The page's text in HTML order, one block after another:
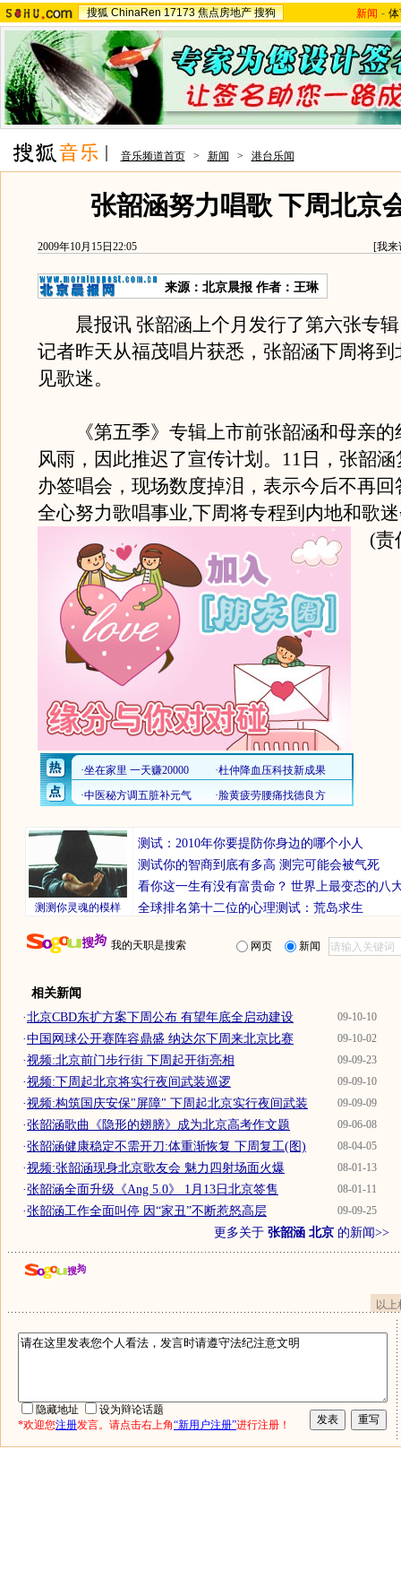
搜狐 ChinaRen 17173 焦点房地产 搜狗 新闻 -
音乐频道首页 > 新闻 > 港台乐闻
张韶涵努力唱歌 下周北京
2009年10月15日22:05 [我来
来源： 北京晨报作者：王琳
晨报讯 张韶涵上个月发行了第六张专辑
记者昨天从福茂唱片获悉，张韶涵下周将到
见歌迷。
《第五季》专辑上市前张韶涵和母亲的
风雨，因此推迟了宣传计划。11日，张韶
办签唱会，现场数度掉泪，表示今后不再回
全心努力歌唱事业,下周将专程到内地和歌
(责
测测你灵魂的模样
测试：2010年你要提防你身边的哪个小人
测试你的智商到底有多高 测完可能会被气死
看你这一生有没有富贵命？ 世界上最变态的八
全球排名第十二位的心理测试：荒岛求生
我的天职是搜索 网页 新闻
相关新闻
09-10-10
·北京CBD东扩方案下周公布 有望年底全启动建设
09-10-02
·中国网球公开赛阵容鼎盛 纳达尔下周来北京比赛
09-09-23
·视频:北京前门步行街 下周起开街亮相
09-09-10
·视频:下周起北京将实行夜间武装巡逻
09-09-09
·视频:构筑国庆安保"屏障" 下周起北京实行夜间武装
09-06-08
·张韶涵歌曲《隐形的翅膀》成为北京高考作文题
08-04-05
·张韶涵健康稳定不需开刀:体重渐恢复 下周复工(图)
08-01-13
·视频:张韶涵现身北京歌友会 魅力四射场面火爆
08-01-11
·张韶涵全面升级《Ang 5.0》 1月13日北京签售
09-09-25
·张韶涵工作全面叫停 因“家丑”不断惹怒高层
更多关于 张韶涵 北京 的新闻>>
以
隐藏地址
设为辩论话题
*欢迎您注册发言。请点击右上角“新用户注册”进行注册！